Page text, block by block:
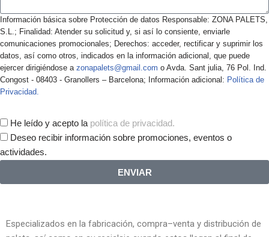
Información básica sobre Protección de datos Responsable: ZONA PALETS,
S.L.; Finalidad: Atender su solicitud y, si así lo consiente, enviarle
comunicaciones promocionales; Derechos: acceder, rectificar y suprimir los
datos, así como otros, indicados en la información adicional, que puede
ejercer dirigiéndose a zonapalets@gmail.com o Avda. Sant julia, 76 Pol. Ind.
Congost - 08403 - Granollers – Barcelona; Información adicional: Política de
Privacidad.
He leído y acepto la política de privacidad.
Deseo recibir información sobre promociones, eventos o
actividades.
ENVIAR
Especializados en la fabricación, compra–venta y distribución de